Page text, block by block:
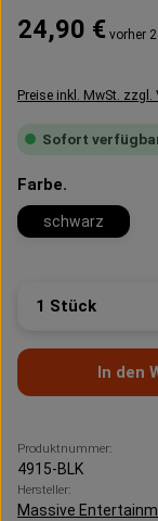
Regulärer Preis:
24,90 € vorher
Preise inkl. MwSt.
Sofort
Farbe.
schwarz
Produkt
In den
Produktnummer:
4915-BLK
Hersteller:
Massive